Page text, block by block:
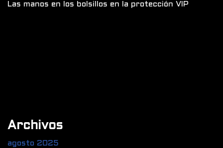
Las manos en los bolsillos en la protección VIP
Archivos
agosto 2025